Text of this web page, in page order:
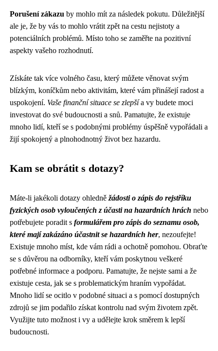
Porušení zákazu by mohlo mít za následek pokutu. Důležitější
ale je, že by vás to mohlo vrátit zpět na cestu nejistoty a
potenciálních problémů. Místo toho se zaměřte na pozitivní
aspekty vašeho rozhodnutí.
Získáte tak více volného času, který můžete věnovat svým
blízkým, koníčkům nebo aktivitám, které vám přinášejí radost a
uspokojení. Vaše finanční situace se zlepšía vy budete moci
investovat do své budoucnosti a snů. Pamatujte, že existuje
mnoho lidí, kteří se s podobnými problémy úspěšně vypořádali a
žijí spokojený a plnohodnotný život bez hazardu.
Kam se obrátit s dotazy?
Máte-li jakékoli dotazy ohledně žádosti o zápis do rejstříku
fyzických osob vyloučených z účasti na hazardních hrách nebo
potřebujete poradit s formulářem pro zápis do seznamu osob,
které mají zakázáno účastnit se hazardních her, nezoufejte!
Existuje mnoho míst, kde vám rádi a ochotně pomohou. Obraťte
se s důvěrou na odborníky, kteří vám poskytnou veškeré
potřebné informace a podporu. Pamatujte, že nejste sami a že
existuje cesta, jak se s problematickým hraním vypořádat.
Mnoho lidí se ocitlo v podobné situaci a s pomocí dostupných
zdrojů se jim podařilo získat kontrolu nad svým životem zpět.
Využijte tuto možnost i vy a udělejte krok směrem k lepší
budoucnosti.